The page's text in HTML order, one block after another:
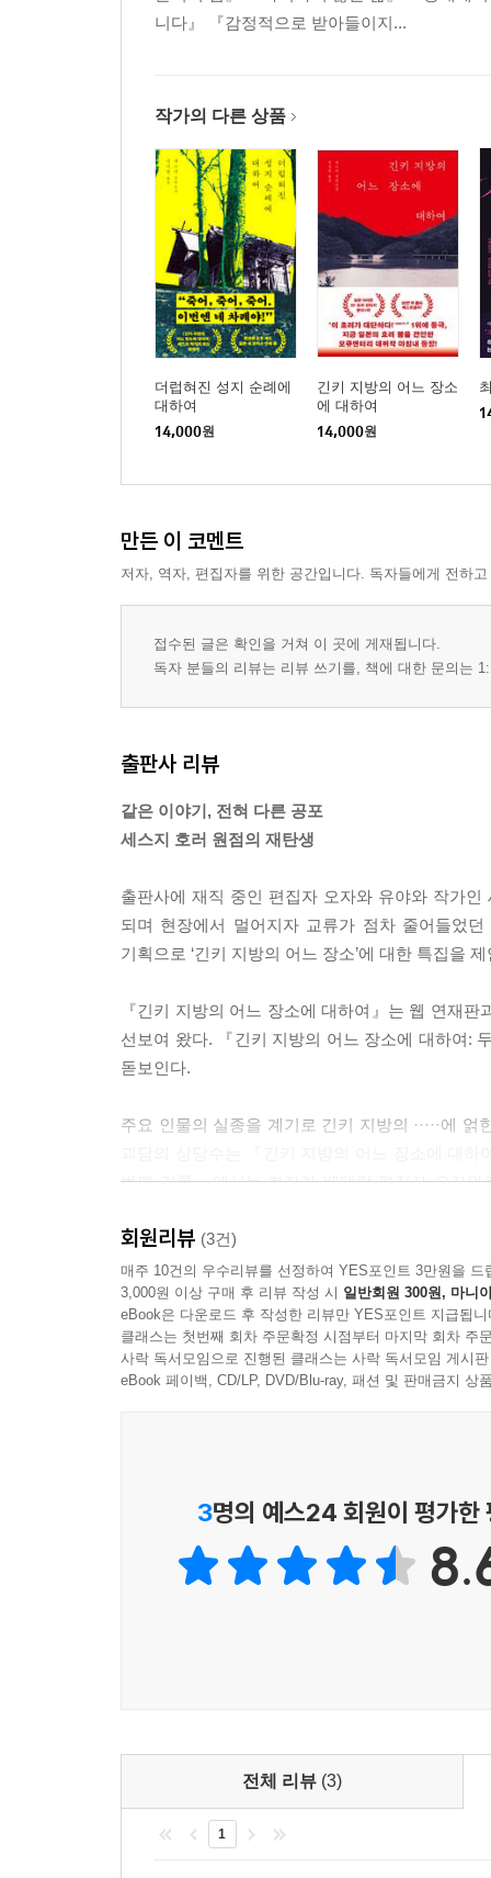
니다』 『감정적으로 받아들이지...
작가의 다른 상품
더럽혀진 성지 순례에
대하여
14,000원
긴키 지방의 어느 장소
에 대하여
14,000원
만든 이 코멘트
저자, 역자, 편집자를 위한 공간입니다. 독자들에게 전하
접수된 글은 확인을 거쳐 이 곳에 게재됩니다.
독자 분들의 리뷰는 리뷰 쓰기를, 책에 대한 문의는
출판사 리뷰
같은 이야기, 전혀 다른 공포
세스지 호러 원점의 재탄생
출판사에 재직 중인 편집자 오자와 유야와 작가
되며 현장에서 멀어지자 교류가 점차 줄어들었
기획으로 ‘긴키 지방의 어느 장소’에 대한 특집을
『긴키 지방의 어느 장소에 대하여』는 웹 연재
선보여 왔다. 『긴키 지방의 어느 장소에 대하여:
돋보인다.
주요 인물의 실종을 계기로 긴키 지방의 ·····에
번째 기록』에서는 화자가 베테랑 편집자 오자
괴담이 전혀 다른 의미를 획득한다. 예컨대 ‘빨
장소에 대하여』에서는 보이지 않던 비극의 전모
오컬트 잡지 기사와 인터넷 게시물, 인터뷰 녹취
빠뜨렸던 『긴키 지방의 어느 장소에 대하여』와
실어 소설로서의 성격이 한층 강화되었다. 작가가
‘산으로 꾀는 것’, ‘빨간 옷의 여자’, ‘저주 스티
괴이의 패턴을 발견하고 독자적인 조사를 시작한
확인할 수 있다. 언뜻 비슷해 보이는 기록들 사이
재미를 선사한다.
유령을 보고야 마는 사람은 누구인가? 유령을
회원리뷰 (3건)
매주 10건의 우수리뷰를 선정하여 YES포인트 3만원을 드
3,000원 이상 구매 후 리뷰 작성 시 일반회원 300원, 마니
eBook은 다운로드 후 작성한 리뷰만 YES포인트 지급됩니
클래스는 첫번째 회차 주문확정 시점부터 마지막 회차 주
사락 독서모임으로 진행된 클래스는 사락 독서모임 게시
eBook 페이백, CD/LP, DVD/Blu-ray, 패션 및 판매금지 상
3명의 예스24 회원이 평가한
전체 리뷰 (3)
1